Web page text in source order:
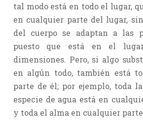
tal modo está en todo el lugar,
en cualquier parte del lugar,
del cuerpo se adaptan a las
puesto que está en el
dimensiones. Pero, si algo
en algún todo, también está
parte de él; por ejemplo, toda
especie de agua está en
y toda el alma en cualquier